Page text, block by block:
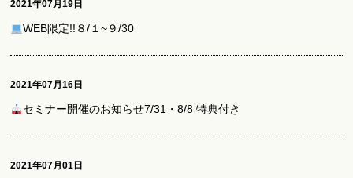
2021年07月19日
WEB限定!!８/１~９/30
2021年07月16日
セミナー開催のお知らせ7/31・8/8 特典付き
2021年07月01日